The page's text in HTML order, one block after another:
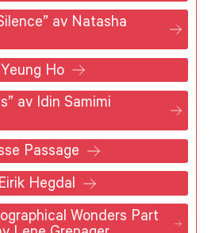
av Natasha
Ho
av Idin Samimi
Passage
Hegdal
Wonders Part